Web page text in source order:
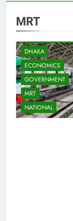
MRT
BUSINESS AND
DHAKA
ECONOMICS
GOVERNMENT
MRT
NATIONAL